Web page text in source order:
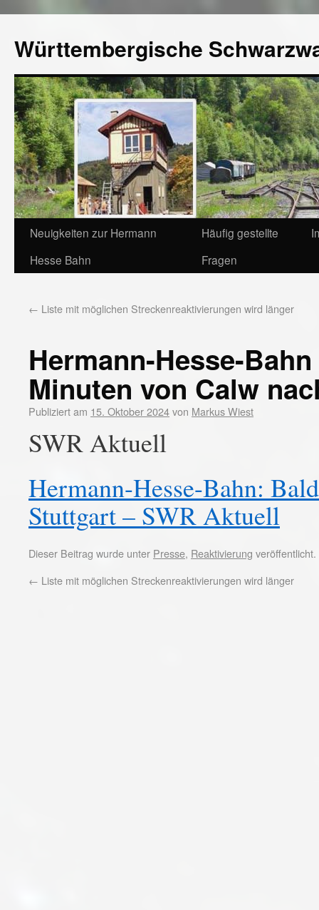
Württembergische
Neuigkeiten zur Hermann
Hesse Bahn
Häufig gestellte
Fragen
← Liste mit möglichen Streckenreaktivierungen wird länger
Hermann-Hesse-
Minuten von Calw
Publiziert am 15. Oktober 2024von Markus Wiest
SWR Aktuell
Hermann-Hesse-Bahn:
Stuttgart – SWR Aktuell
Dieser Beitrag wurde unter Presse, Reaktivierung
← Liste mit möglichen Streckenreaktivierungen wird länger